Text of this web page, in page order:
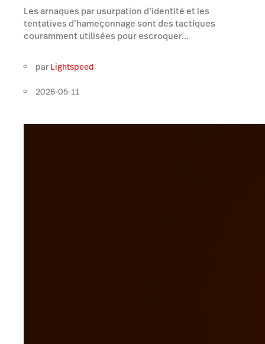
Les arnaques par usurpation d’identité et les
tentatives d’hameçonnage sont des tactiques
couramment utilisées pour escroquer...
par Lightspeed
2026-05-11